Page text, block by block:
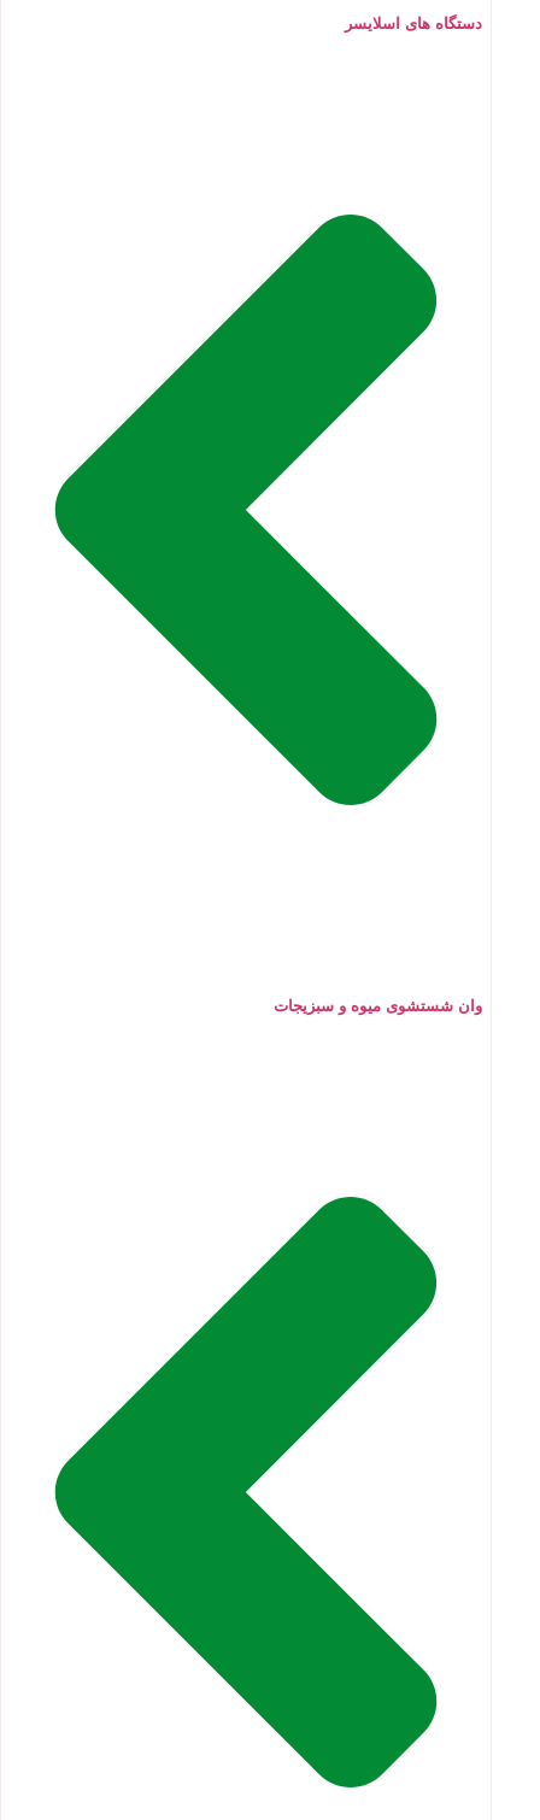
دستگاه های اسلایسر
وان شستشوی میوه و سبزیجات